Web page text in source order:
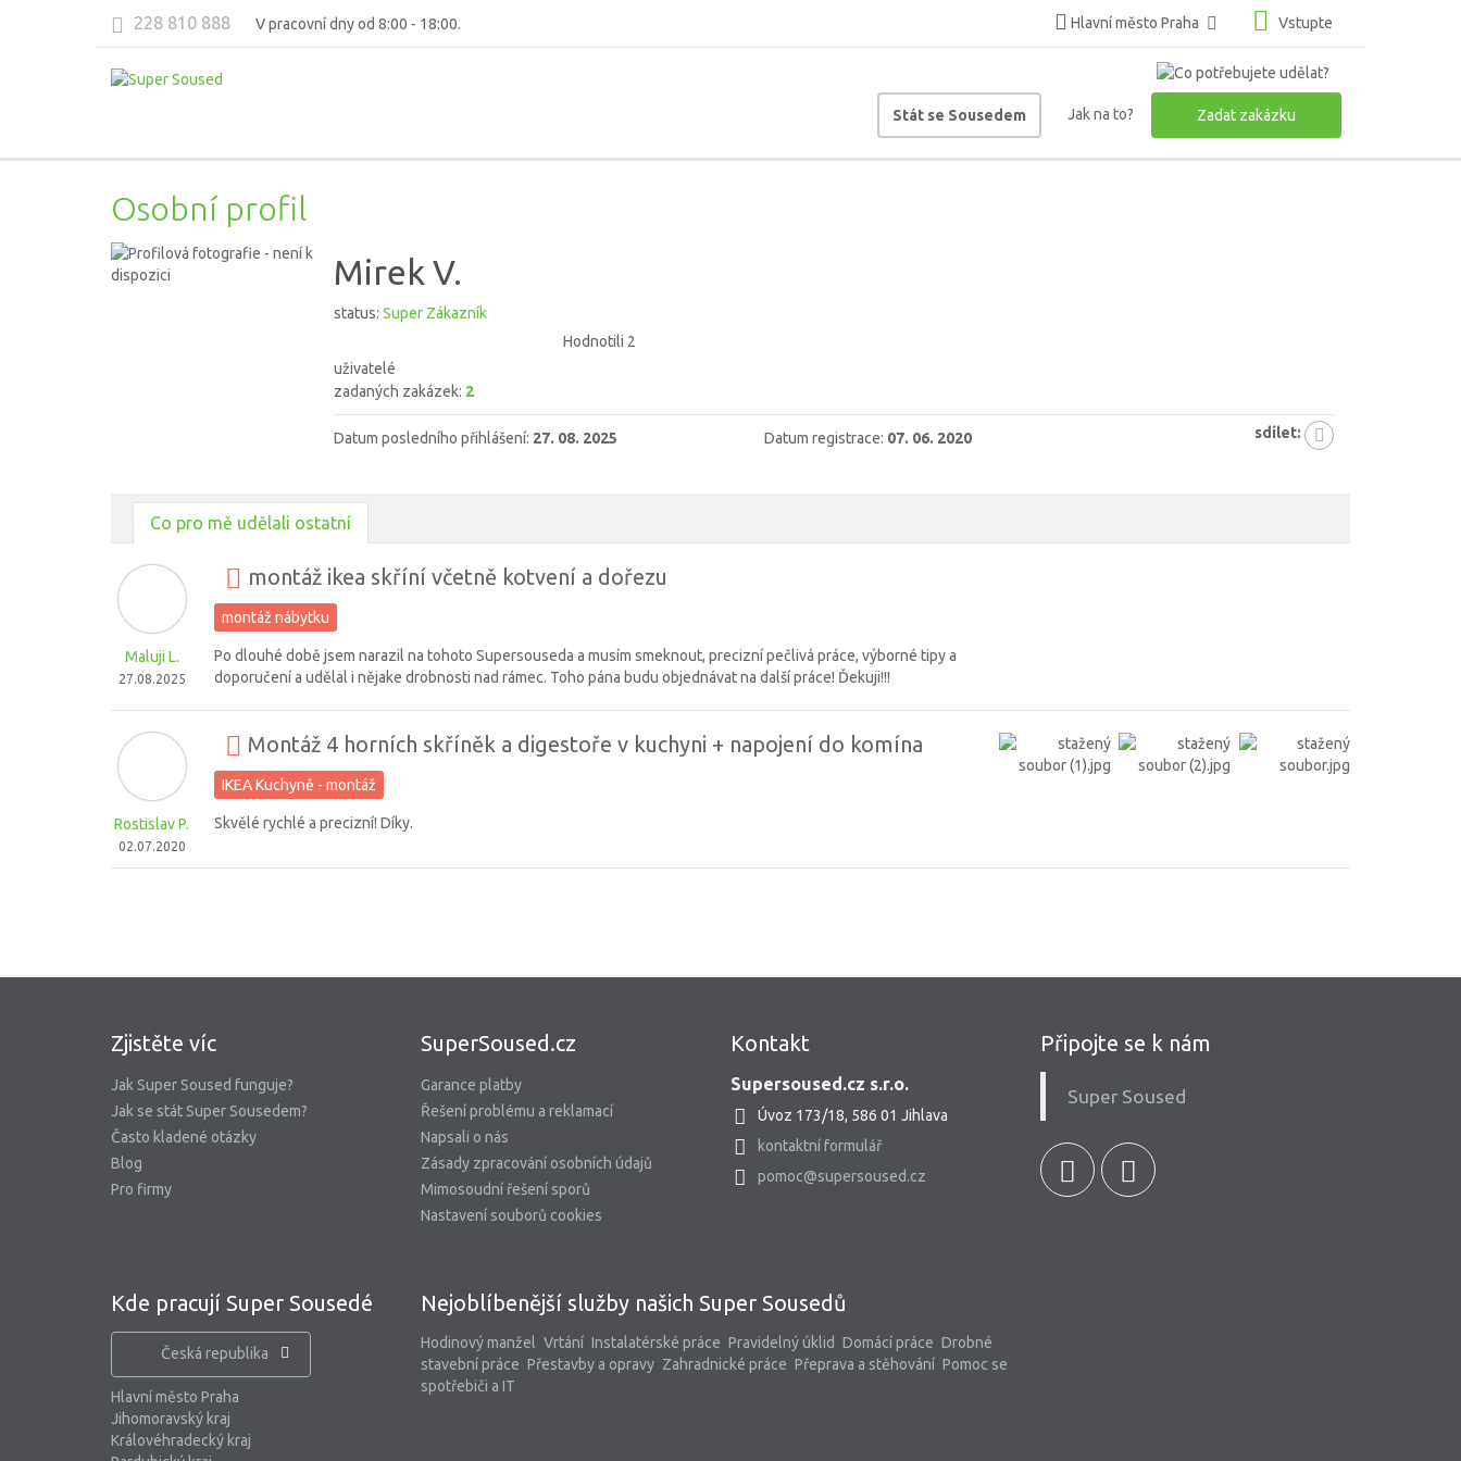
228 810 888 V pracovní dny od 8:00 - 18:00. Hlavní město Praha Vstupte
Stát se Sousedem Jak na to? Zadat zakázku
Osobní profil
Mirek V.
status: Super Zákazník
Hodnotili 2
uživatelé
zadaných zakázek: 2
Datum posledního přihlášení: 27. 08. 2025 Datum registrace: 07. 06. 2020 sdílet:
Co pro mě udělali ostatní
Maluji L.
27.08.2025
montáž ikea skříní včetně kotvení a dořezu
montáž nábytku
Po dlouhé době jsem narazil na tohoto Supersouseda a musím smeknout, precizní pečlivá práce, výborné tipy a
doporučení a udělal i nějake drobnosti nad rámec. Toho pána budu objednávat na další práce! Ďekuji!!!
Rostislav P.
02.07.2020
Montáž 4 horních skříněk a digestoře v kuchyni + napojení do komína
IKEA Kuchyně - montáž
Skvělé rychlé a precizní! Díky.
Zjistěte víc
Jak Super Soused funguje?
Jak se stát Super Sousedem?
Často kladené otázky
Blog
Pro firmy
SuperSoused.cz
Garance platby
Řešení problému a reklamací
Napsali o nás
Zásady zpracování osobních údajů
Mimosoudní řešení sporů
Nastavení souborů cookies
Kontakt
Supersoused.cz s.r.o.
Úvoz 173/18, 586 01 Jihlava
kontaktní formulář
pomoc@supersoused.cz
Kde pracují Super Sousedé
Česká republika
Hlavní město Praha
Jihomoravský kraj
Královéhradecký kraj
Nejoblíbenější služby našich Super Sousedů
Hodinový manžel Vrtání Instalatérské práce Pravidelný úklid Domácí práce Drobné
stavební práce Přestavby a opravy Zahradnické práce Přeprava a stěhování Pomoc se
spotřebiči a IT
Připojte se k nám
Super Soused